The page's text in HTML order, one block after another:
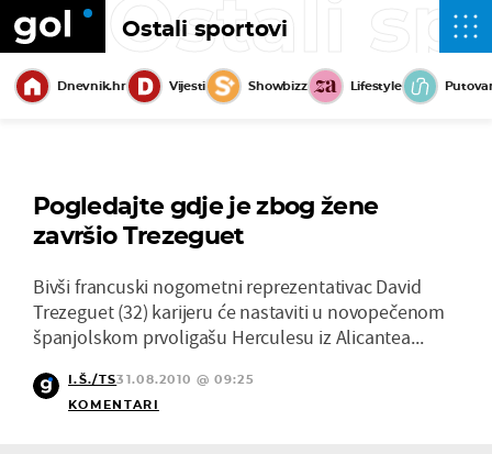
Ostali sportovi
Ostali
Dnevnik.hr Vijesti Showbizz Lifestyle
Pogledajte gdje je zbog žene
završio Trezeguet
Bivši francuski nogometni reprezentativac David
Trezeguet (32) karijeru će nastaviti u novopečenom
španjolskom prvoligašu Herculesu iz Alicantea...
I.Š./TS31.08.2010 @ 09:25
KOMENTARI